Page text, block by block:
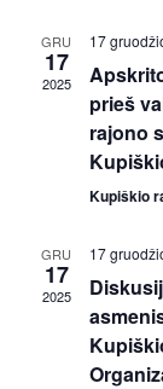
GRU
17
2025
17
prieš
rajono
Kupiškio
GRU
17
2025
17